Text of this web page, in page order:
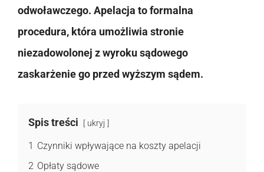
odwoławczego. Apelacja to formalna
procedura, która umożliwia stronie
niezadowolonej z wyroku sądowego
zaskarżenie go przed wyższym sądem.
Spis treści ukryj
1 Czynniki wpływające na koszty apelacji
2 Opłaty sądowe